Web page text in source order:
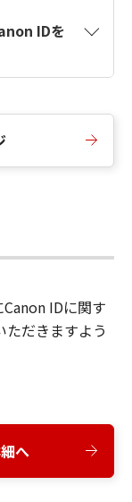
IDを
IDに関す
ただきますよう
へ